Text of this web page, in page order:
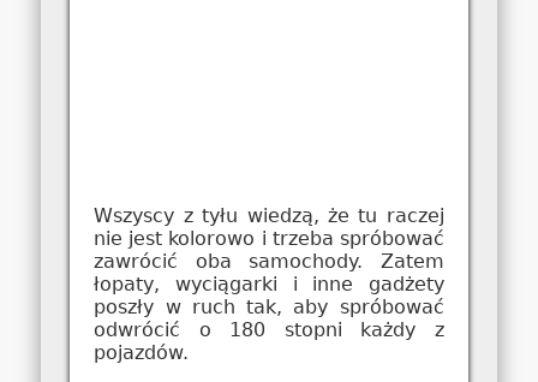
Wszyscy z tyłu wiedzą, że tu raczej
nie jest kolorowo i trzeba spróbować
zawrócić oba samochody. Zatem
łopaty, wyciągarki i inne gadżety
poszły w ruch tak, aby spróbować
odwrócić o 180 stopni każdy z
pojazdów.